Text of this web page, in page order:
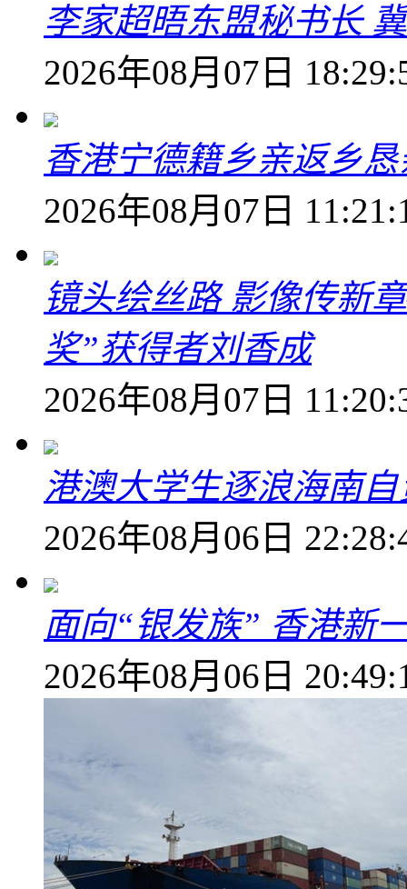
李家超晤东盟秘书长
2026年08月07日
香港宁德籍乡亲返乡
2026年08月07日
镜头绘丝路 影像传新
奖”获得者刘香成
2026年08月07日
港澳大学生逐浪海南
2026年08月06日
面向“银发族” 香港新
2026年08月06日